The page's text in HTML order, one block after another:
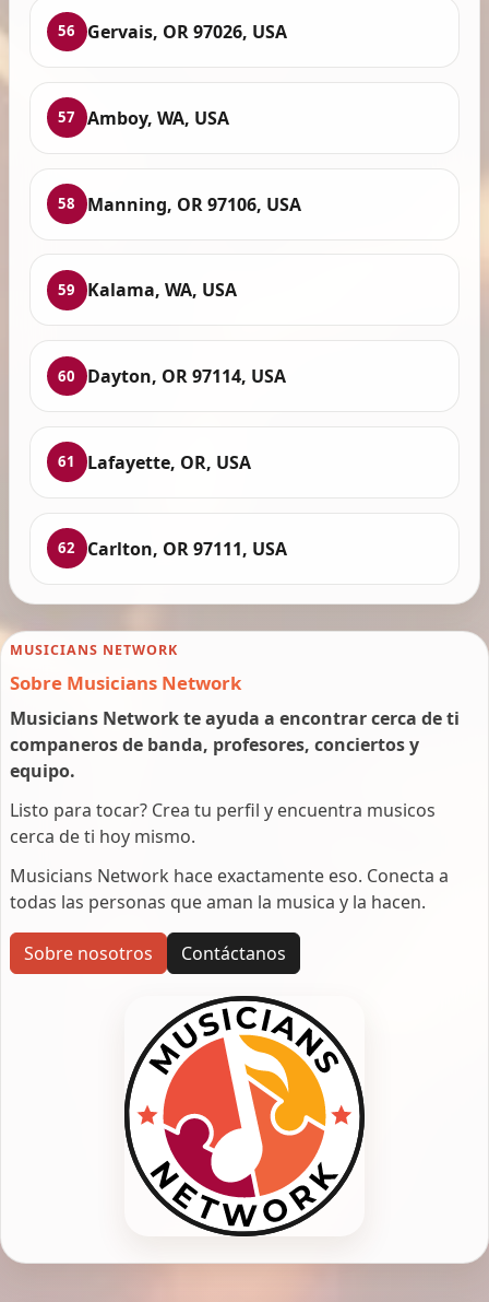
56 Gervais, OR 97026, USA
57 Amboy, WA, USA
58 Manning, OR 97106, USA
59 Kalama, WA, USA
60 Dayton, OR 97114, USA
61 Lafayette, OR, USA
62 Carlton, OR 97111, USA
MUSICIANS NETWORK
Sobre Musicians Network
Musicians Network te ayuda a encontrar cerca de ti
companeros de banda, profesores, conciertos y
equipo.
Listo para tocar? Crea tu perfil y encuentra musicos
cerca de ti hoy mismo.
Musicians Network hace exactamente eso. Conecta a
todas las personas que aman la musica y la hacen.
Sobre nosotros Contáctanos